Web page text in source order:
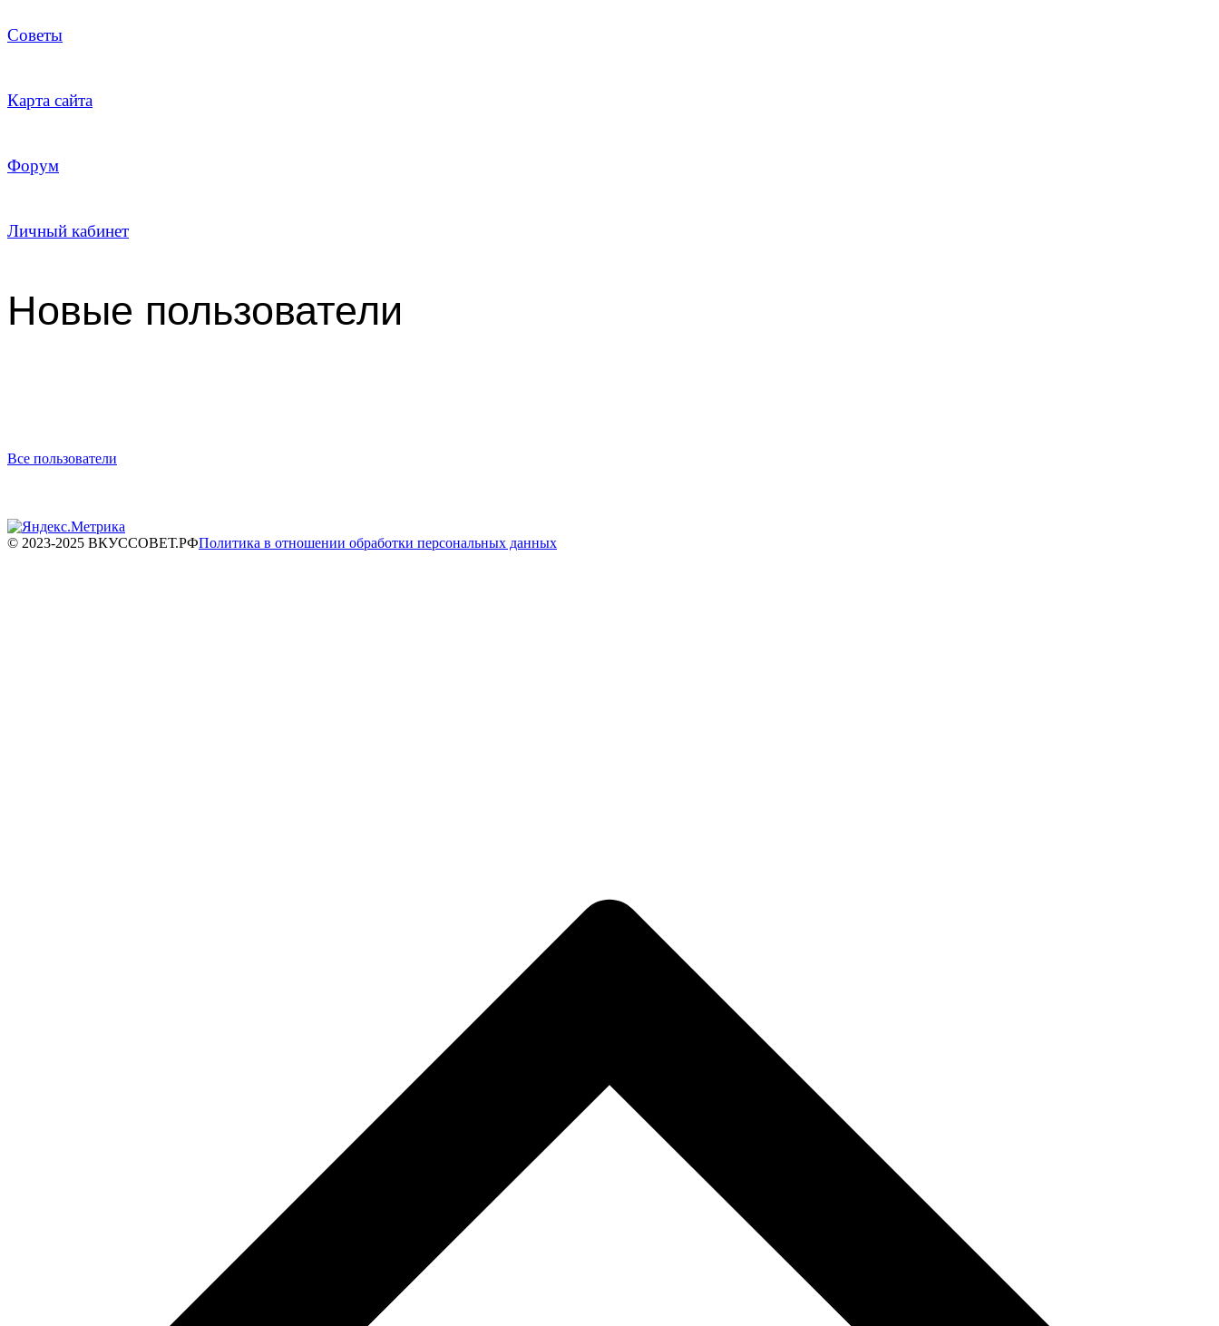
Советы
Карта сайта
Форум
Личный кабинет
Новые пользователи
Все пользователи
© 2023-2025 ВКУССОВЕТ.РФПолитика в отношении обработки персональных данных